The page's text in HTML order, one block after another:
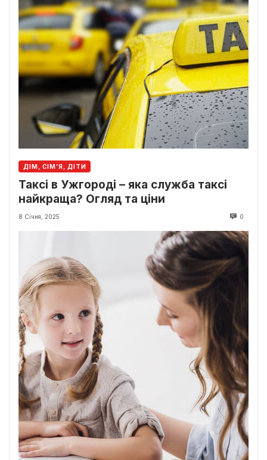
ДІМ, СІМ’Я, ДІТИ
Таксі в Ужгороді – яка служба таксі
найкраща? Огляд та ціни
8 Січня, 2025 0